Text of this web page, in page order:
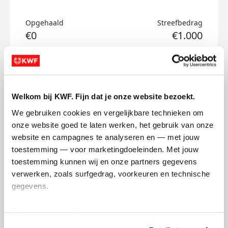
Welkom bij KWF. Fijn dat je onze website bezoekt.
We gebruiken cookies en vergelijkbare technieken om
onze website goed te laten werken, het gebruik van onze
website en campagnes te analyseren en — met jouw
toestemming — voor marketingdoeleinden. Met jouw
toestemming kunnen wij en onze partners gegevens
verwerken, zoals surfgedrag, voorkeuren en technische
gegevens.
Opgehaald
€0
Streefbedrag
€1.000
Doneer
Pien's badges